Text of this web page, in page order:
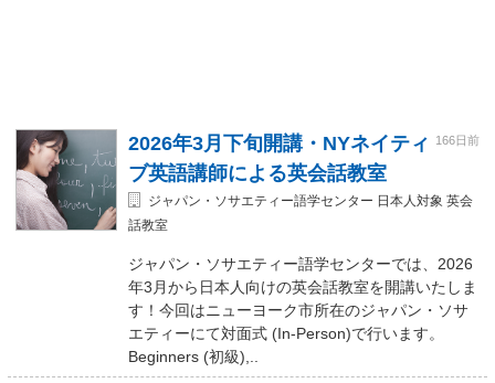
2026年3月下旬開講・NYネイティ
ブ英語講師による英会話教室
166日前
ジャパン・ソサエティー語学センター 日本人対象 英会
話教室
ジャパン・ソサエティー語学センターでは、2026
年3月から日本人向けの英会話教室を開講いたしま
す！今回はニューヨーク市所在のジャパン・ソサ
エティーにて対面式 (In-Person)で行います。
Beginners (初級),..